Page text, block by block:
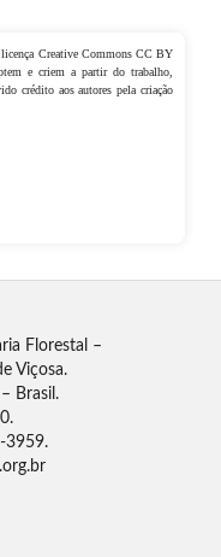
licença Creative Commons CC BY
e criem a partir do trabalho,
crédito aos autores pela criação
Florestal –
Viçosa.
Brasil.
3959.